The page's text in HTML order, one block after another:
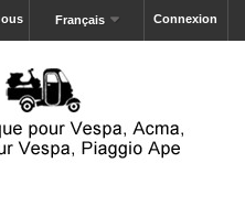
Connexion
Français